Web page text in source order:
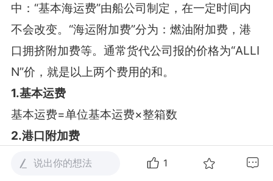
中： “基本海运费”由船公司制定，在一定时间内
不会改变。 “海运附加费”分为：燃油附加费，港
口拥挤附加费等。通常货代公司报的价格为“ALLI
N”价，就是以上两个费用的和。
1.基本运费
基本运费=单位基本运费×整箱数
2.港口附加费
港口附加费1 =单位港口附加费 整箱数
按箱数
说出你的想法 1